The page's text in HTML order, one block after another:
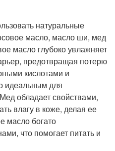
натуральные
масло, масло ши, мед
масло глубоко увлажняет
предотвращая потерю
кислотами и
идеальным для
обладает свойствами,
влагу в коже, делая ее
масло богато
что помогает питать и